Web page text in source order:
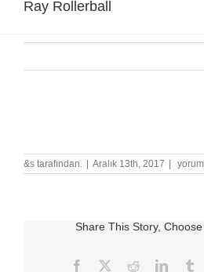
Ray Rollerball
&s tarafından. Aralık 13th, 2017
Ray
Share This Story,
Facebook Reddit